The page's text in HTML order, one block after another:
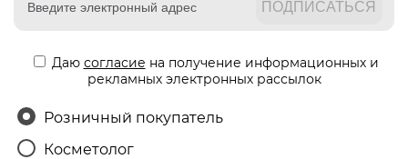
Даю согласие на получение информационных и
рекламных электронных рассылок
Розничный покупатель
Косметолог